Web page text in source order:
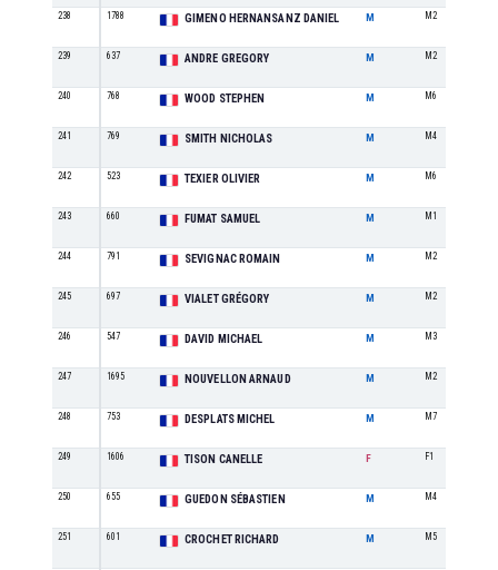
238 1788 GIMENO HERNANSANZ DANIEL M M2
239 637 ANDRE GREGORY M M2
240 768 WOOD STEPHEN M M6
241 769 SMITH NICHOLAS M M4
242 523 TEXIER OLIVIER M M6
243 660 FUMAT SAMUEL M M1
244 791 SEVIGNAC ROMAIN M M2
245 697 VIALET GRÉGORY M M2
246 547 DAVID MICHAEL M M3
247 1695 NOUVELLON ARNAUD M M2
248 753 DESPLATS MICHEL M M7
249 1606 TISON CANELLE F F1
250 655 GUEDON SÉBASTIEN M M4
251 601 CROCHET RICHARD M M5